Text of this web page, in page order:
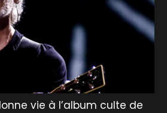
vie à l’album culte de